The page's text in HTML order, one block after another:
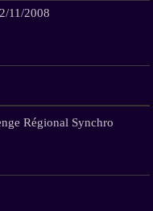
11/2008
Régional Synchro